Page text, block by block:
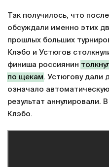
Так получилось, что
обсуждали именно этих
прошлых больших
Клэбо и Устюгов
финиша россиянин
по щекам. Устюгову дали
означало
результат
Клэбо.